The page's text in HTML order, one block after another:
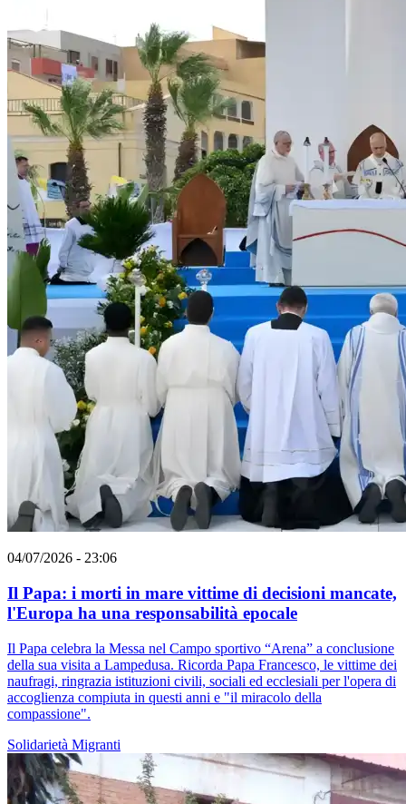
04/07/2026 - 23:06
Il Papa: i morti in mare vittime di decisioni mancate,
l'Europa ha una responsabilità epocale
Il Papa celebra la Messa nel Campo sportivo “Arena” a conclusione
della sua visita a Lampedusa. Ricorda Papa Francesco, le vittime dei
naufragi, ringrazia istituzioni civili, sociali ed ecclesiali per l'opera di
accoglienza compiuta in questi anni e "il miracolo della
compassione".
Solidarietà Migranti